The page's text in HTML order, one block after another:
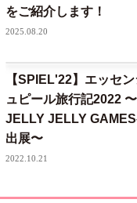
をご紹介します！
2025.08.20
【SPIEL'22】エッセ
ュピール旅行記2022 〜
JELLY JELLY
出展〜
2022.10.21